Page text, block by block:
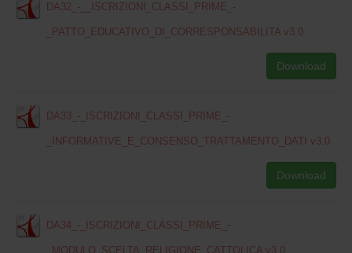
DA32_-__ISCRIZIONI_CLASSI_PRIME_-
_PATTO_EDUCATIVO_DI_CORRESPONSABILITA v3.0
Download
DA33_-_ISCRIZIONI_CLASSI_PRIME_-
_INFORMATIVE_E_CONSENSO_TRATTAMENTO_DATI v3.0
Download
DA34_-_ISCRIZIONI_CLASSI_PRIME_-
_MODULO_SCELTA_RELIGIONE_CATTOLICA v3.0